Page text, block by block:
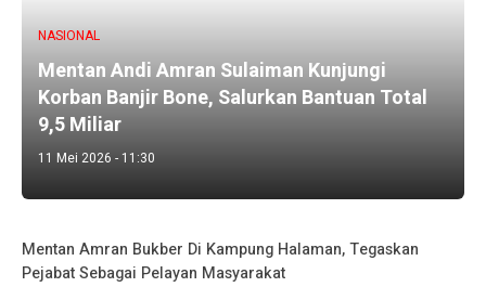
NASIONAL
Mentan Andi Amran Sulaiman Kunjungi
Korban Banjir Bone, Salurkan Bantuan Total
9,5 Miliar
11 Mei 2026 - 11:30
Mentan Amran Bukber Di Kampung Halaman, Tegaskan
Pejabat Sebagai Pelayan Masyarakat